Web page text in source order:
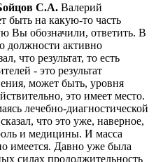
С.А. Валерий
быть на какую-то часть
Вы обозначили, ответить. В
должности активно
что результат, то есть
- это результат
может быть, уровня
это имеет место.
лечебно-диагностической
что это уже, наверное,
и медицины. И масса
имеется. Давно уже была
силах продолжительность